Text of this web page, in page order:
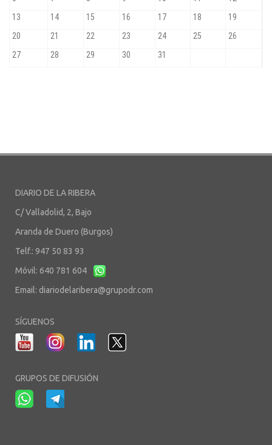
DIARIO DE LA RIBERA
C/ Valladolid, 2, Bajo
Aranda de Duero (Burgos)
Telf.: 947 50 83 93
Móvil: 640 781 604
Email: diariodelaribera@grupodr.com
SÍGUENOS
GRUPOS DE DIFUSIÓN